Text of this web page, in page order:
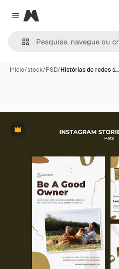
Close menu
Magnific
Início/stock/PSD/Histórias de redes s…
Premium